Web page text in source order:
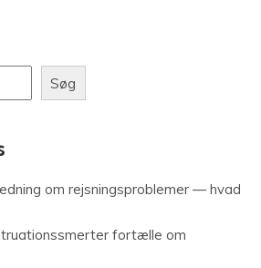
Søg
om rejsningsproblemer — hvad
fortælle om